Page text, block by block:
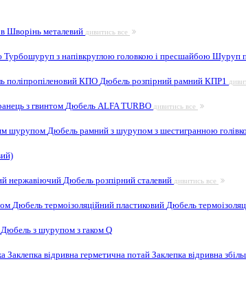
Шворінь металевий дивитись все
Турбошуруп з напівкруглою головкою і пресшайбою Шуруп
поліпропіленовий КПО Дюбель розпірний рамний КПР1
з гвинтомДюбель ALFA TURBO дивитись все
шурупом Дюбель рамний з шурупом з шестигранною
нержавіючийДюбель розпірний сталевий дивитись все
Дюбель термоізоляційний пластиковий Дюбель
Дюбель з шурупом з гаком Q
Заклепка відривна герметична потай Заклепка відривна